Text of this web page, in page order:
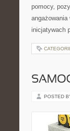
pomocy,
inicjatywach
POSTED